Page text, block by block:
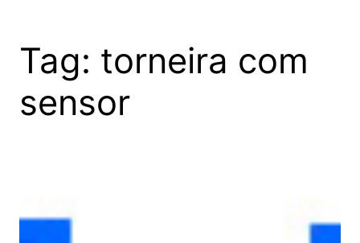
Tag: torneira com
sensor